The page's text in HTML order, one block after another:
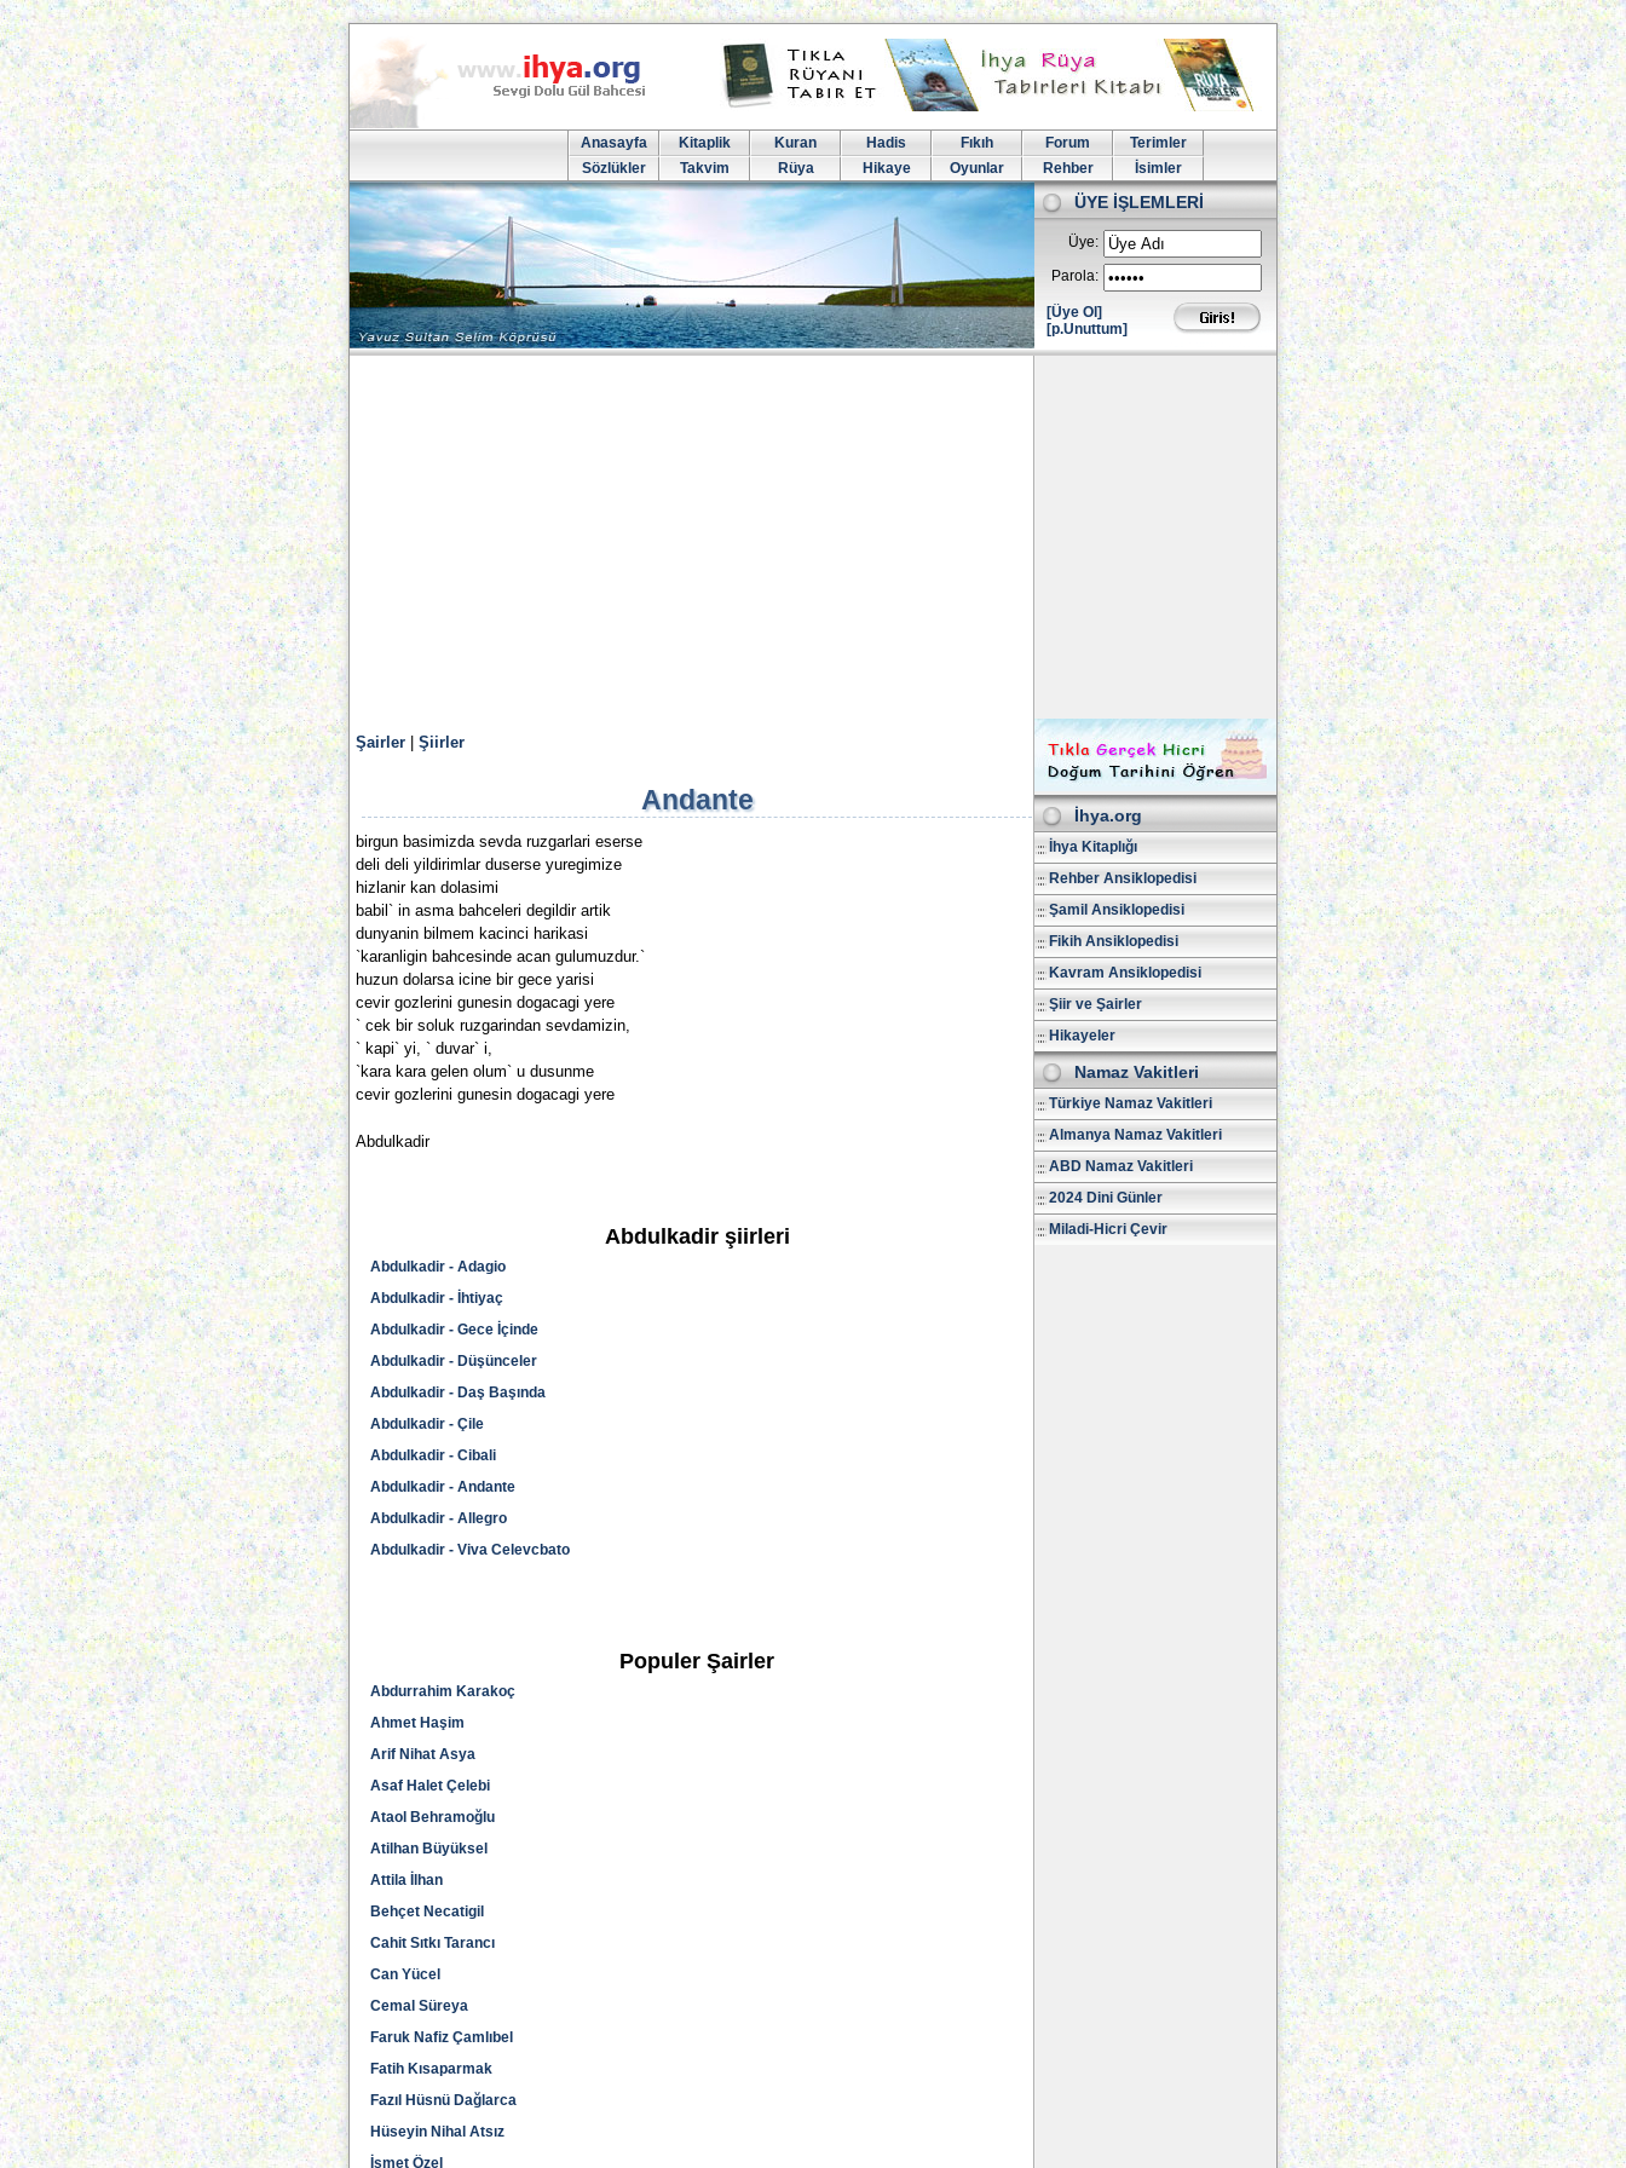
Anasayfa Kitaplik Kuran Hadis Fıkıh Forum
Terimler
Sözlükler
Takvim Rüya Hikaye Oyunlar Rehber İsimler
ÜYE İŞLEMLERİ
Üye:
Parola:
[Üye Ol]
[p.Unuttum]
Şairler Şiirler
Andante
birgun basimizda sevda ruzgarlari eserse
deli deli yildirimlar duserse yuregimize
hizlanir kan dolasimi
babil` in asma bahceleri degildir artik
dunyanin bilmem kacinci harikasi
`karanligin bahcesinde acan gulumuzdur.`
huzun dolarsa icine bir gece yarisi
cevir gozlerini gunesin dogacagi yere
` cek bir soluk ruzgarindan sevdamizin,
` kapi` yi, ` duvar` i,
`kara kara gelen olum` u dusunme
cevir gozlerini gunesin dogacagi yere
Abdulkadir
Abdulkadir şiirleri
Abdulkadir - Adagio
Abdulkadir - İhtiyaç
Abdulkadir - Gece İçinde
Abdulkadir - Düşünceler
Abdulkadir - Daş Başında
Abdulkadir - Çile
Abdulkadir - Cibali
Abdulkadir - Andante
Abdulkadir - Allegro
Abdulkadir - Viva Celevcbato
Populer Şairler
Abdurrahim Karakoç
Ahmet Haşim
Arif Nihat Asya
Asaf Halet Çelebi
Ataol Behramoğlu
Atilhan Büyüksel
Attila İlhan
Behçet Necatigil
Cahit Sıtkı Tarancı
Can Yücel
Cemal Süreya
Faruk Nafiz Çamlıbel
Fatih Kısaparmak
Fazıl Hüsnü Dağlarca
Hüseyin Nihal Atsız
İsmet Özel
İhya.org
İhya Kitaplığı
Rehber Ansiklopedisi
Şamil Ansiklopedisi
Fikih Ansiklopedisi
Kavram Ansiklopedisi
Şiir ve Şairler
Hikayeler
Namaz Vakitleri
Türkiye Namaz Vakitleri
Almanya Namaz Vakitleri
ABD Namaz Vakitleri
2024 Dini Günler
Miladi-Hicri Çevir